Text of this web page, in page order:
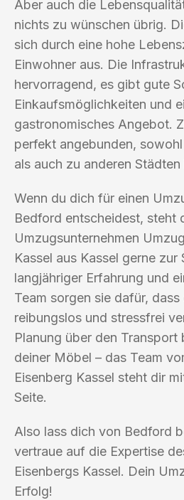
Aber auch die
nichts zu wünschen übrig.
sich durch eine hohe
Einwohner aus. Die
hervorragend, es gibt gute
Einkaufsmöglichkeiten und
gastronomisches Angebot.
perfekt angebunden,
als auch zu anderen
Wenn du dich für einen
Bedford entscheidest, steht
Umzugsunternehmen
Kassel aus Kassel gerne zur
langjähriger Erfahrung und
Team sorgen sie dafür,
reibungslos und stressfrei
Planung über den Transport
deiner Möbel – das Team
Eisenberg Kassel steht dir
Seite.
Also lass dich von Bedford
vertraue auf die Expertise
Eisenbergs Kassel. Dein
Erfolg!